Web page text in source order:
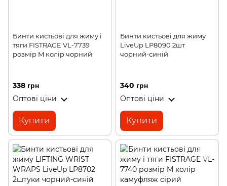
Бинти кистьові для жиму і
тяги FISTRAGE VL-7739
розмір M колір чорний
338 грн
Оптові ціни
Купити
Бинти кистьові для жиму
LiveUp LP8090 2шт
чорний-синій
340 грн
Оптові ціни
Купити